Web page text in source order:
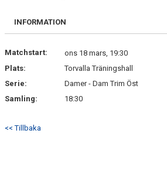
DOKUMENT
INFORMATION
Matchstart:
ons 18 mars, 19:30
Plats:
Torvalla Träningshall
Serie:
Damer - Dam Trim Öst
Samling:
18:30
<< Tillbaka